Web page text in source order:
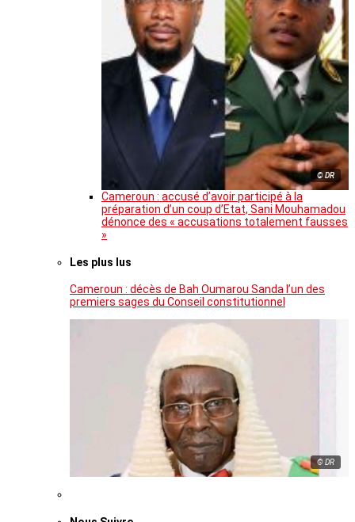
© DR
Cameroun : accusé d’avoir participé à la
préparation d’un coup d’Etat, Sani Mouhamadou
dénonce des « accusations totalement fausses
»
Les plus lus
Cameroun : décès de Bah Oumarou Sanda l’un des
premiers sages du Conseil constitutionnel
© DR